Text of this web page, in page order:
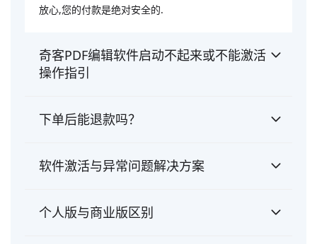
放心,您的付款是绝对安全的.
奇客PDF编辑软件启动不起来或不能激活
操作指引
下单后能退款吗？
软件激活与异常问题解决方案
个人版与商业版区别